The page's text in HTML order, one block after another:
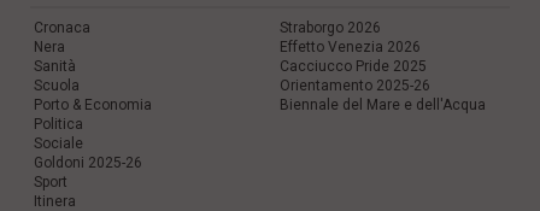
Cronaca
Nera
Sanità
Scuola
Porto & Economia
Politica
Sociale
Goldoni 2025-26
Sport
Itinera
Straborgo 2026
Effetto Venezia 2026
Cacciucco Pride 2025
Orientamento 2025-26
Biennale del Mare e dell'Acqua